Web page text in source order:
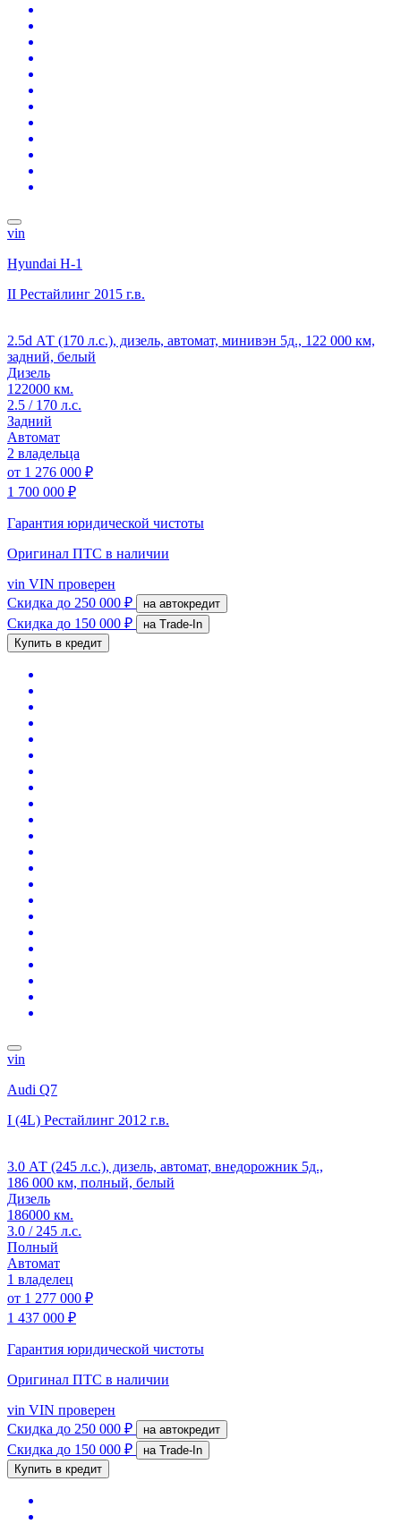
vin
Hyundai H-1
II Рестайлинг 2015 г.в.
2.5d АТ (170 л.с.), дизель, автомат, минивэн 5д., 122 000 км,
задний, белый
Дизель
122000 км.
2.5 / 170 л.с.
Задний
Автомат
2 владельца
от 1 276 000 ₽
1 700 000 ₽
Гарантия юридической чистоты
Оригинал ПТС в наличии
vin VIN проверен
Скидка до 250 000 ₽ на автокредит
Скидка до 150 000 ₽
на Trade-In
Купить в кредит
vin
Audi Q7
I (4L) Рестайлинг 2012 г.в.
3.0 АТ (245 л.с.), дизель, автомат, внедорожник 5д.,
186 000 км, полный, белый
Дизель
186000 км.
3.0 / 245 л.с.
Полный
Автомат
1 владелец
от 1 277 000 ₽
1 437 000 ₽
Гарантия юридической чистоты
Оригинал ПТС в наличии
vin VIN проверен
Скидка до 250 000 ₽ на автокредит
Скидка до 150 000 ₽
на Trade-In
Купить в кредит